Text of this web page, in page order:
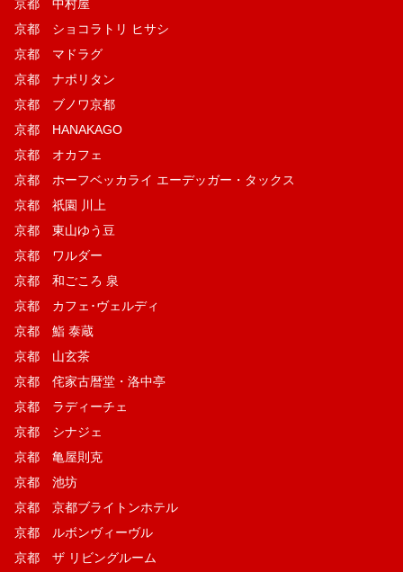
京都 中村屋
京都 ショコラトリ ヒサシ
京都 マドラグ
京都 ナポリタン
京都 ブノワ京都
京都 HANAKAGO
京都 オカフェ
京都 ホーフベッカライ エーデッガー・タックス
京都 祇園 川上
京都 東山ゆう豆
京都 ワルダー
京都 和ごころ 泉
京都 カフェ･ヴェルディ
京都 鮨 泰蔵
京都 山玄茶
京都 侘家古暦堂・洛中亭
京都 ラディーチェ
京都 シナジェ
京都 亀屋則克
京都 池坊
京都 京都ブライトンホテル
京都 ルボンヴィーヴル
京都 ザ リビングルーム